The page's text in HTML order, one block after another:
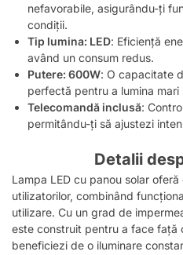
nefavorabile, asigurându-ți
condiții.
Tip lumina: LED: Eficiență
având un consum redus.
Putere: 600W: O capacitate
perfectă pentru a lumina mari
Telecomandă inclusă:
permitându-ți să ajustezi
Detalii
Lampa LED cu panou solar
utilizatorilor, combinând
utilizare. Cu un grad de
este construit pentru a face față
beneficiezi de o iluminare